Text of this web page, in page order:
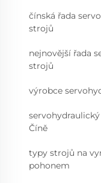
čínská řada
strojů
nejnovější řada
strojů
výrobce
Číně
typy strojů na
pohonem